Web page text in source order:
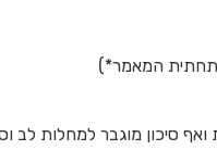
סיכון מוגבר למחלות לב